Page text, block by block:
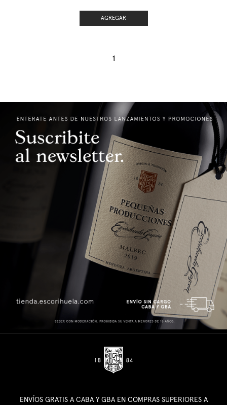
AGREGAR
1
ENVÍOS GRATIS A CABA Y GBA EN COMPRAS SUPERIORES A